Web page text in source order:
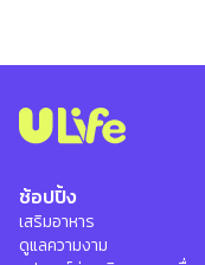
ช้อปปิ้ง
เสริมอาหาร
ดูแลความงาม